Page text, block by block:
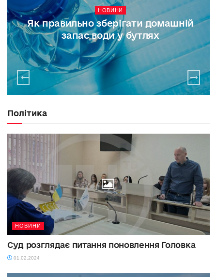
НОВИНИ
Як правильно зберігати домашній
запас води у бутлях
Політика
НОВИНИ
Суд розглядає питання поновлення Головка
01.02.2024